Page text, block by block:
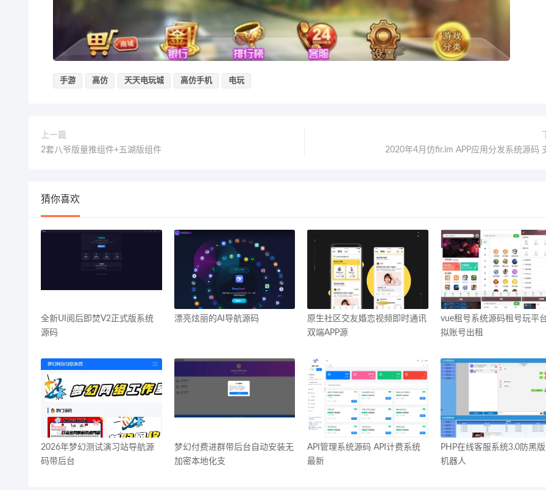
手游 高仿 天天电玩城 高仿手机 电玩
上一篇
2套八爷版量推组件+五湖版组件
2020年4月仿fir.im APP应用分发系统源码
猜你喜欢
全新UI阅后即焚V2正式版系统
源码
漂亮炫丽的AI导航源码
原生社区交友婚恋视频即时通讯
双端APP源
vue租号系统源码租号玩平
拟账号出租
2026年梦幻测试演习站导航源
码带后台
梦幻付费进群带后台自动安装无
加密本地化支
API管理系统源码 API计费系统
最新
PHP在线客服系统3.0防黑
机器人